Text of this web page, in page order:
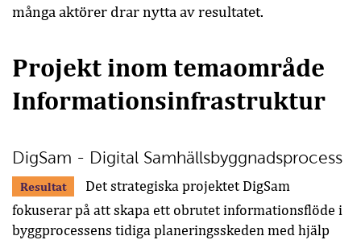
många aktörer drar nytta av resultatet.
Projekt inom temaområde
Informationsinfrastruktur
DigSam - Digital Samhällsbyggnadsprocess
Resultat
Det strategiska projektet DigSam
fokuserar på att skapa ett obrutet informationsflöde i
byggprocessens tidiga planeringsskeden med hjälp